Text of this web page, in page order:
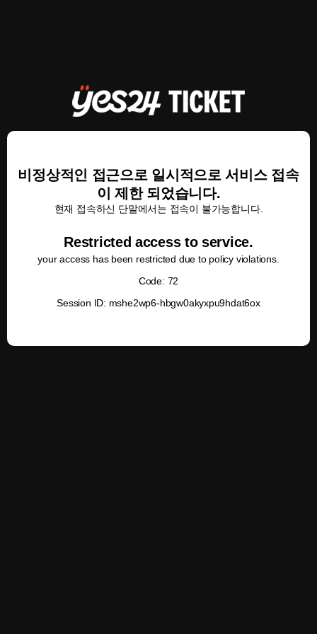
비정상적인 접근으로 일시적으로 서비스 접속
이 제한 되었습니다.
현재 접속하신 단말에서는 접속이 불가능합니다.
Restricted access to service.
your access has been restricted due to policy violations.
Code: 72
Session ID: mshe2wp6-hbgw0akyxpu9hdat6ox